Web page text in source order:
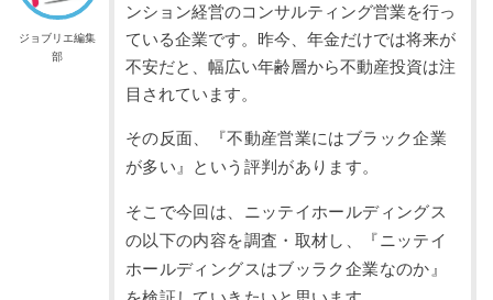
ジョブリエ編集
部
ンション経営のコンサルティング営業を行っ
ている企業です。昨今、年金だけでは将来が
不安だと、幅広い年齢層から不動産投資は注
目されています。
その反面、『不動産営業にはブラック企業
が多い』という評判があります。
そこで今回は、ニッテイホールディングス
の以下の内容を調査・取材し、『ニッテイ
ホールディングスはブッラク企業なのか』